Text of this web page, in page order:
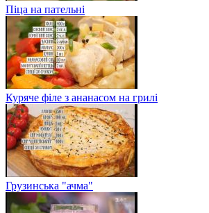
Піца на пательні
Куряче філе з ананасом на грилі
Грузинська "ачма"